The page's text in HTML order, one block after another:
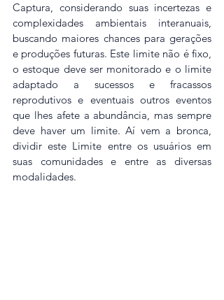
Captura, considerando suas incertezas e
complexidades ambientais interanuais,
buscando maiores chances para gerações
e produções futuras. Este limite não é fixo,
o estoque deve ser monitorado e o limite
adaptado a sucessos e fracassos
reprodutivos e eventuais outros eventos
que lhes afete a abundância, mas sempre
deve haver um limite. Aí vem a bronca,
dividir este Limite entre os usuários em
suas comunidades e entre as diversas
modalidades.